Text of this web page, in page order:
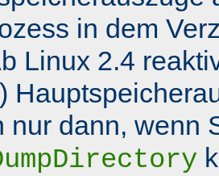
in dem
Linux 2.4
nur dann, wenn